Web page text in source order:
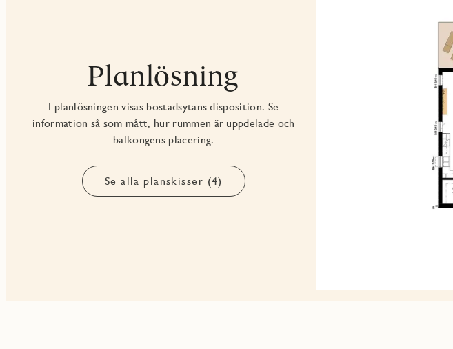
Planlösning
I planlösningen visas bostadsytans disposition. Se
information så som mått, hur rummen är uppdelade och
balkongens placering.
Se alla planskisser (4)